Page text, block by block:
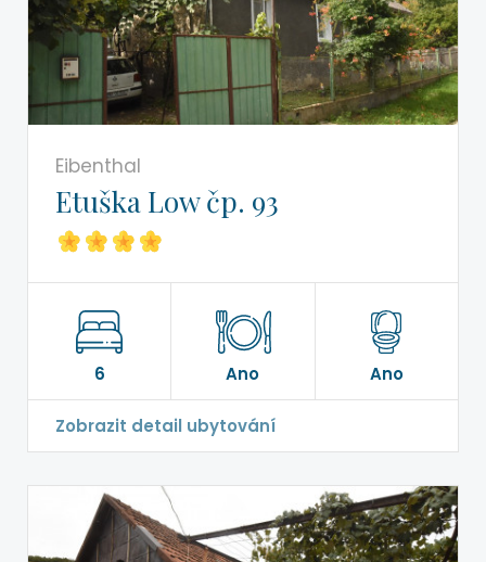
Eibenthal
Etuška Low čp. 93
6 Ano Ano
Zobrazit detail ubytování